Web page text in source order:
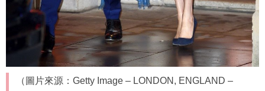
（圖片來源：Getty Image – LONDON, ENGLAND –